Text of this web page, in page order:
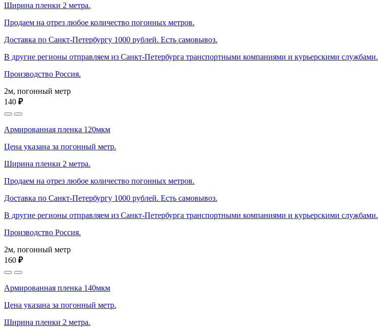
Ширина пленки 2 метра.
Продаем на отрез любое количество погонных метров.
Доставка по Санкт-Петербургу 1000 рублей. Есть самовывоз.
В другие регионы отправляем из Санкт-Петербурга транспортными компаниями и курьерскими службами.
Производство Россия.
2м, погонный метр
140 ₽
Армированная пленка 120мкм
Цена указана за погонный метр.
Ширина пленки 2 метра.
Продаем на отрез любое количество погонных метров.
Доставка по Санкт-Петербургу 1000 рублей. Есть самовывоз.
В другие регионы отправляем из Санкт-Петербурга транспортными компаниями и курьерскими службами.
Производство Россия.
2м, погонный метр
160 ₽
Армированная пленка 140мкм
Цена указана за погонный метр.
Ширина пленки 2 метра.